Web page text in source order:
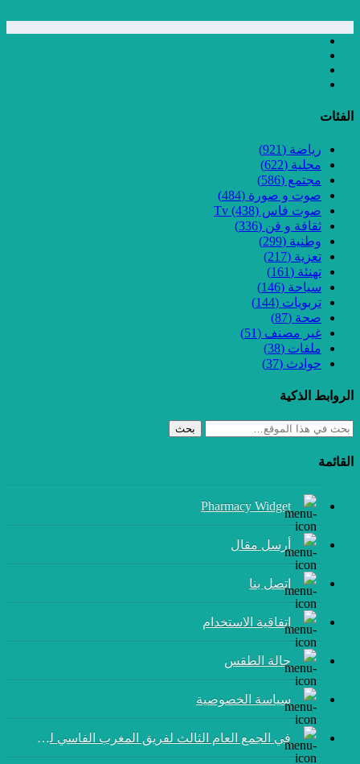
الفئات
رياضة (921)
محلية (622)
مجتمع (586)
صوت و صورة (484)
صوت فاس Tv (438)
ثقافة و فن (336)
وطنية (299)
تعزية (217)
تهنئة (161)
سياحة (146)
تربويات (144)
صحة (87)
غير مصنف (51)
ملفات (38)
حوادث (37)
الروابط الذكية
بحث
القائمة
Pharmacy Widget
أرسل مقال
إتصل بنا
اتفاقية الاستخدام
حالة الطقس
سياسة الخصوصية
في الجمع العام الثالث لفريق المغرب الفاسي لكرة القدم: